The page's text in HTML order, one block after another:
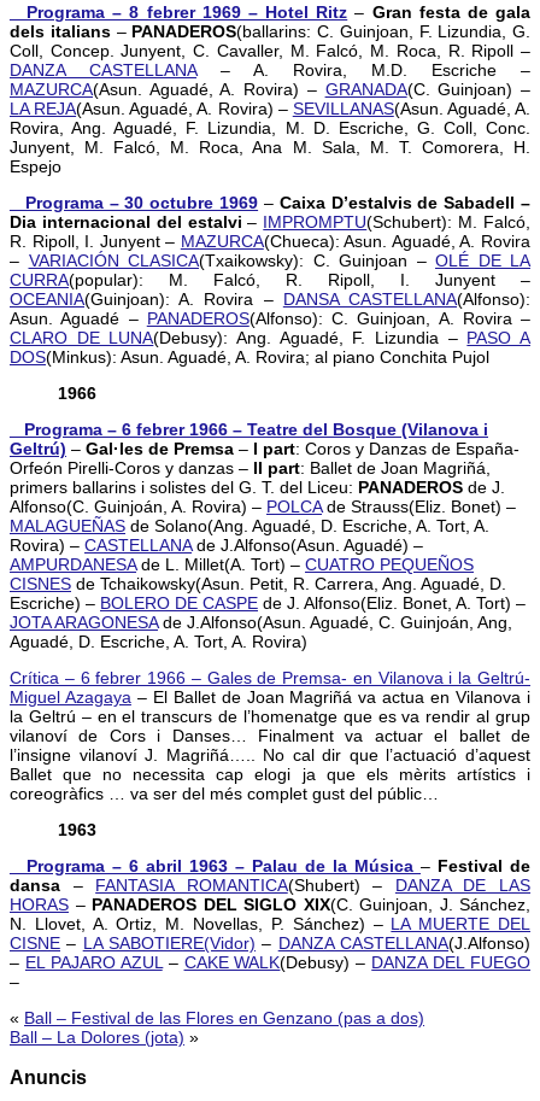
_ Programa – 8 febrer 1969 – Hotel Ritz – Gran festa de gala
dels italians– PANADEROS(ballarins: C. Guinjoan, F. Lizundia, G.
Coll, Concep. Junyent, C. Cavaller, M. Falcó, M. Roca, R. Ripoll –
DANZA CASTELLANA– A. Rovira, M.D. Escriche –
MAZURCA(Asun. Aguadé, A. Rovira) – GRANADA(C. Guinjoan) –
LA REJA(Asun. Aguadé, A. Rovira) – SEVILLANAS(Asun. Aguadé, A.
Rovira, Ang. Aguadé, F. Lizundia, M. D. Escriche, G. Coll, Conc.
Junyent, M. Falcó, M. Roca, Ana M. Sala, M. T. Comorera, H.
Espejo
_ Programa – 30 octubre 1969 – Caixa D’estalvis de Sabadell –
Dia internacional del estalvi – IMPROMPTU(Schubert): M. Falcó,
R. Ripoll, I. Junyent – MAZURCA(Chueca): Asun. Aguadé, A. Rovira
– VARIACIÓN CLASICA(Txaikowsky): C. Guinjoan – OLÉ DE LA
CURRA(popular): M. Falcó, R. Ripoll, I. Junyent –
OCEANIA(Guinjoan): A. Rovira – DANSA CASTELLANA(Alfonso):
Asun. Aguadé – PANADEROS(Alfonso): C. Guinjoan, A. Rovira –
CLARO DE LUNA(Debusy): Ang. Aguadé, F. Lizundia – PASO A
DOS(Minkus): Asun. Aguadé, A. Rovira; al piano Conchita Pujol
1966
_ Programa – 6 febrer 1966 – Teatre del Bosque (Vilanova i
Geltrú) – Gal·les de Premsa – I part: Coros y Danzas de España-
Orfeón Pirelli-Coros y danzas – II part: Ballet de Joan Magriñá,
primers ballarins i solistes del G. T. del Liceu: PANADEROS de J.
Alfonso(C. Guinjoán, A. Rovira) – POLCAde Strauss(Eliz. Bonet) –
MALAGUEÑAS de Solano(Ang. Aguadé, D. Escriche, A. Tort, A.
Rovira) – CASTELLANAde J.Alfonso(Asun. Aguadé) –
AMPURDANESAde L. Millet(A. Tort) – CUATRO PEQUEÑOS
CISNES de Tchaikowsky(Asun. Petit, R. Carrera, Ang. Aguadé, D.
Escriche) – BOLERO DE CASPE de J. Alfonso(Eliz. Bonet, A. Tort) –
JOTA ARAGONESAde J.Alfonso(Asun. Aguadé, C. Guinjoán, Ang,
Aguadé, D. Escriche, A. Tort, A. Rovira)
Crítica – 6 febrer 1966 – Gales de Premsa- en Vilanova i la Geltrú-
Miguel Azagaya – El Ballet de Joan Magriñá va actua en Vilanova i
la Geltrú – en el transcurs de l’homenatge que es va rendir al grup
vilanoví de Cors i Danses… Finalment va actuar el ballet de
l’insigne vilanoví J. Magriñá….. No cal dir que l’actuació d’aquest
Ballet que no necessita cap elogi ja que els mèrits artístics i
coreogràfics … va ser del més complet gust del públic…
1963
_ Programa – 6 abril 1963 – Palau de la Música – Festival de
dansa – FANTASIA ROMANTICA(Shubert) – DANZA DE LAS
HORAS – PANADEROS DEL SIGLO XIX(C. Guinjoan, J. Sánchez,
N. Llovet, A. Ortiz, M. Novellas, P. Sánchez) – LA MUERTE DEL
CISNE – LA SABOTIERE(Vidor) – DANZA CASTELLANA(J.Alfonso)
– EL PAJARO AZUL – CAKE WALK(Debusy) – DANZA DEL FUEGO
–
« Ball – Festival de las Flores en Genzano (pas a dos)
Ball – La Dolores (jota) »
Anuncis